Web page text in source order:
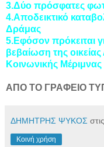
3.Δύο πρόσφατες
4.Αποδεικτικό
Δράμας
5.Εφόσον πρόκειται
βεβαίωση της
Κοινωνικής Μέριμνας
ΑΠΟ ΤΟ ΓΡΑΦΕΙΟ
ΔΗΜΗΤΡΗΣ ΨΥΚΟΣ στις
Κοινή χρήση